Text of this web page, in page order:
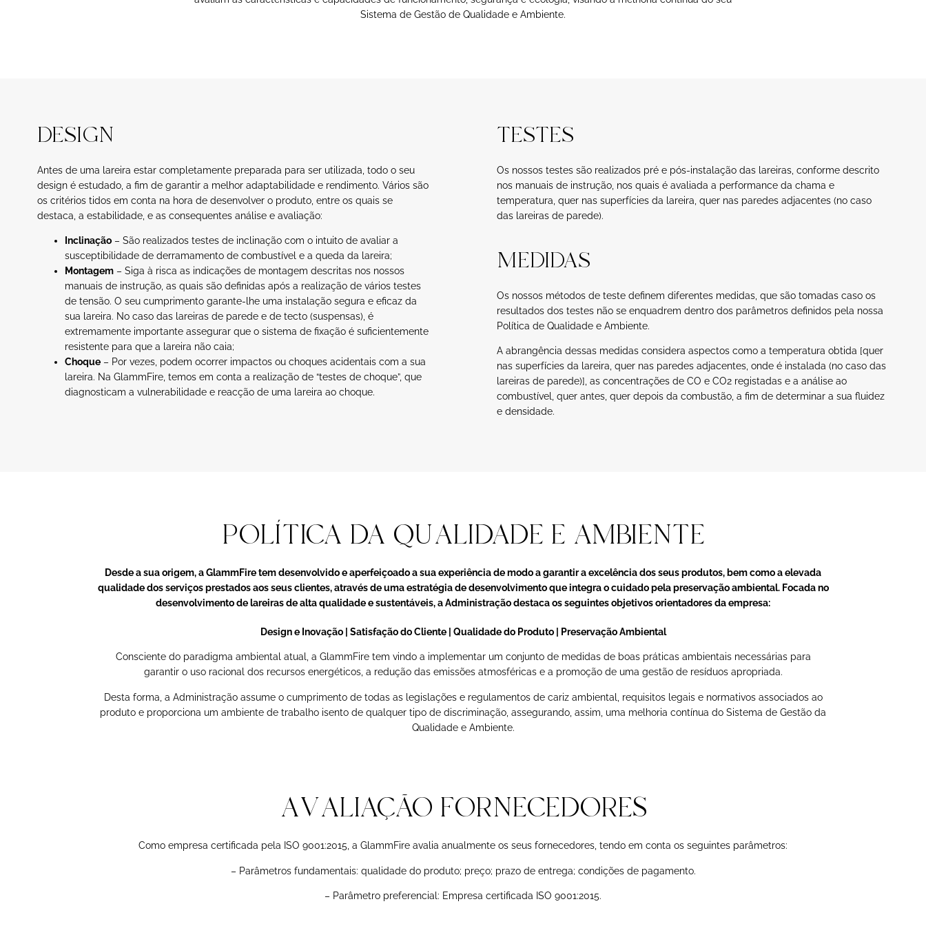
Sistema de Gestão de Qualidade e Ambiente.
DESIGN
Antes de uma lareira estar completamente preparada para ser utilizada, todo o seu
design é estudado, a fim de garantir a melhor adaptabilidade e rendimento. Vários são
os critérios tidos em conta na hora de desenvolver o produto, entre os quais se
destaca, a estabilidade, e as consequentes análise e avaliação:
Inclinação– São realizados testes de inclinação com o intuito de avaliar a
susceptibilidade de derramamento de combustível e a queda da lareira;
Montagem– Siga à risca as indicações de montagem descritas nos nossos
manuais de instrução, as quais são definidas após a realização de vários testes
de tensão. O seu cumprimento garante-lhe uma instalação segura e eficaz da
sua lareira. No caso das lareiras de parede e de tecto (suspensas), é
extremamente importante assegurar que o sistema de fixação é suficientemente
resistente para que a lareira não caia;
Choque– Por vezes, podem ocorrer impactos ou choques acidentais com a sua
lareira. Na GlammFire, temos em conta a realização de “testes de choque”, que
diagnosticam a vulnerabilidade e reacção de uma lareira ao choque.
TESTES
Os nossos testes são realizados pré e pós-instalação das lareiras, conforme descrito
nos manuais de instrução, nos quais é avaliada a performance da chama e
temperatura, quer nas superfícies da lareira, quer nas paredes adjacentes (no caso
das lareiras de parede).
MEDIDAS
Os nossos métodos de teste definem diferentes medidas, que são tomadas caso os
resultados dos testes não se enquadrem dentro dos parâmetros definidos pela nossa
Política de Qualidade e Ambiente.
A abrangência dessas medidas considera aspectos como a temperatura obtida [quer
nas superfícies da lareira, quer nas paredes adjacentes, onde é instalada (no caso das
lareiras de parede)], as concentrações de CO e CO2 registadas e a análise ao
combustível, quer antes, quer depois da combustão, a fim de determinar a sua fluidez
e densidade.
POLÍTICA DA QUALIDADE E AMBIENTE
Desde a sua origem, a GlammFire tem desenvolvido e aperfeiçoado a sua experiência de modo a garantir a excelência dos seus produtos, bem como a elevada
qualidade dos serviços prestados aos seus clientes, através de uma estratégia de desenvolvimento que integra o cuidado pela preservação ambiental. Focada no
desenvolvimento de lareiras de alta qualidade e sustentáveis, a Administração destaca os seguintes objetivos orientadores da empresa:
Design e Inovação | Satisfação do Cliente | Qualidade do Produto | Preservação Ambiental
Consciente do paradigma ambiental atual, a GlammFire tem vindo a implementar um conjunto de medidas de boas práticas ambientais necessárias para
garantir o uso racional dos recursos energéticos, a redução das emissões atmosféricas e a promoção de uma gestão de resíduos apropriada.
Desta forma, a Administração assume o cumprimento de todas as legislações e regulamentos de cariz ambiental, requisitos legais e normativos associados ao
produto e proporciona um ambiente de trabalho isento de qualquer tipo de discriminação, assegurando, assim, uma melhoria contínua do Sistema de Gestão da
Qualidade e Ambiente.
AVALIAÇÃO FORNECEDORES
Como empresa certificada pela ISO 9001:2015, a GlammFire avalia anualmente os seus fornecedores, tendo em conta os seguintes parâmetros:
– Parâmetros fundamentais: qualidade do produto; preço; prazo de entrega; condições de pagamento.
– Parâmetro preferencial: Empresa certificada ISO 9001:2015.